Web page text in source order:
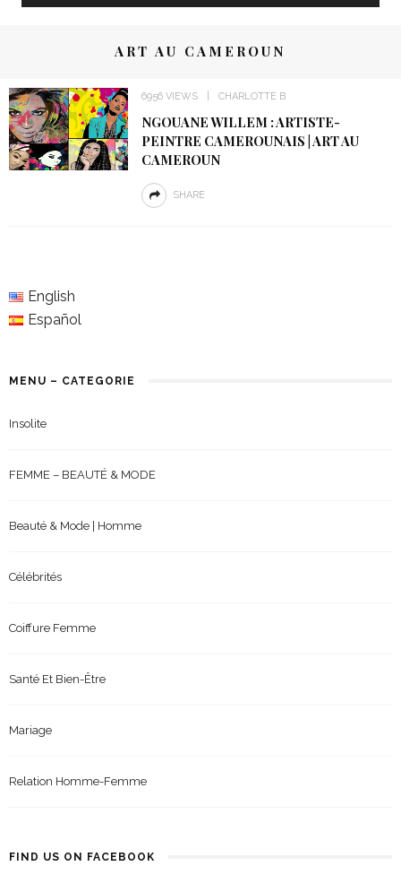
ART AU CAMEROUN
6956 VIEWS CHARLOTTE B
NGOUANE WILLEM : ARTISTE-
PEINTRE CAMEROUNAIS | ART AU
CAMEROUN
SHARE
English
Español
MENU – CATEGORIE
Insolite
FEMME – BEAUTÉ & MODE
Beauté & Mode | Homme
Célébrités
Coiffure Femme
Santé Et Bien-Être
Mariage
Relation Homme-Femme
FIND US ON FACEBOOK